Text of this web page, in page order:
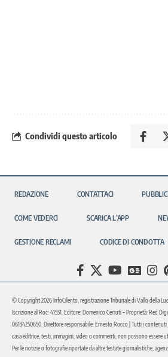
Condividi questo articolo
REDAZIONE CONTATTACI
COME VEDERCI SCARICA L’APP
GESTIONE RECLAMI CODICE DI CONDOTTA
© Copyright 2026 InfoCilento, registrazione Tribunale di Vallo della
Iscrizione al Roc: 41551. Editore: Domenico Cerruti – Proprietà: Red
06134250650. Direttore responsabile: Ernesto Rocco | Tutti i
casa editrice, testi, immagini, video o commenti, non possono essere
Per le notizie o fotografie riportate da altre testate giornalistiche,